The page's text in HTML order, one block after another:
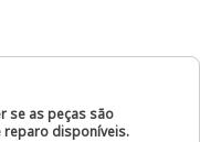
se as peças são
reparo disponíveis.